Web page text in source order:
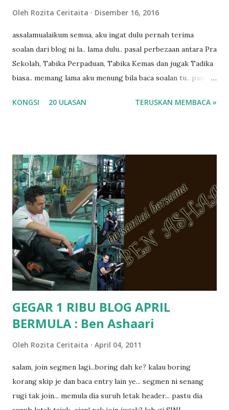
Oleh Rozita Ceritaita Disember 16, 2016
assalamualaikum semua, aku ingat dulu pernah terima
soalan dari blog ni la.. lama dulu.. pasal perbezaan antara Pra
Sekolah, Tabika Perpaduan, Tabika Kemas dan jugak Tadika
biasa.. memang lama aku menung bila baca soalan tu.. pasal
ko.. masa tu aku baru je ada anak sorang dan aku hentam je
tanya sapa-sapa pun masa tu.. bila fikir-fikirkan balik terasa
jugak masa alahai teruknya kami sebagai ibubapa.. dan kami
terasa jugak semakin teruk bila abg long dah masuk 2 tahun
kat salah satu tadika swasta ni.. tapi nampaknya kenal huruf
pun tak tau.. pengsan aku bila ingat balik.. aku mula fikir
mungkin sebab abg long sendiri jenis budak yang ada
masalah dyslexia.. tapi minor la.. nanti la aku cerita pasal
dyslexia tu.. lepas tu kami buat keputusan pu...
KONGSI 20 ULASAN TERUSKAN MEMBACA »
GEGAR 1 RIBU BLOG APRIL
BERMULA : Ben Ashaari
Oleh Rozita Ceritaita April 04, 2011
salam, join segmen lagi...boring dah ke? kalau boring
korang skip je dan baca entry lain ye... segmen ni senang
rugi tak join... memula dia suruh letak header... pastu dia